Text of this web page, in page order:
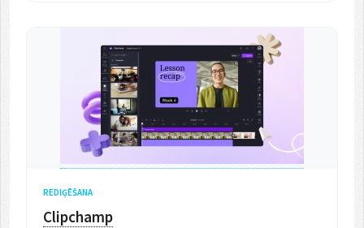
REDIĢĒŠANA
Clipchamp